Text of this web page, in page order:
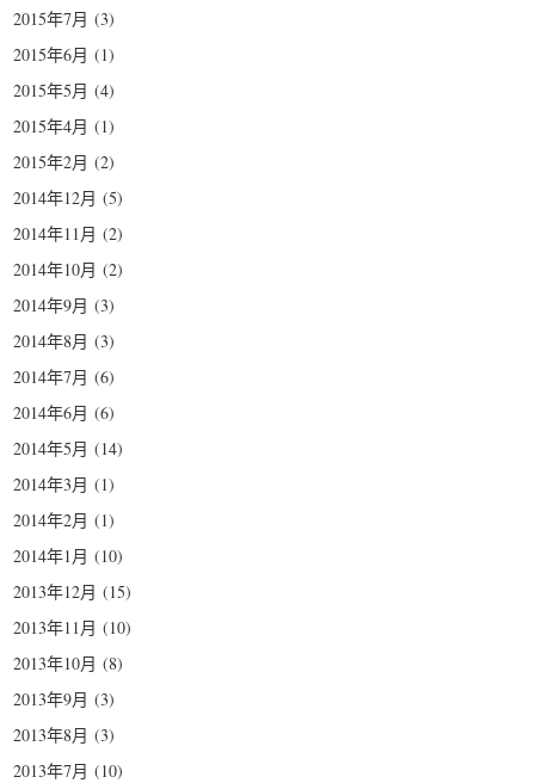
2015年7月 (3)
2015年6月 (1)
2015年5月 (4)
2015年4月 (1)
2015年2月 (2)
2014年12月 (5)
2014年11月 (2)
2014年10月 (2)
2014年9月 (3)
2014年8月 (3)
2014年7月 (6)
2014年6月 (6)
2014年5月 (14)
2014年3月 (1)
2014年2月 (1)
2014年1月 (10)
2013年12月 (15)
2013年11月 (10)
2013年10月 (8)
2013年9月 (3)
2013年8月 (3)
2013年7月 (10)